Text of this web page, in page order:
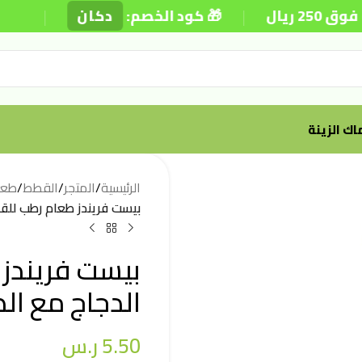
⚡ | 🎁 كود الخصم: دكان |
الزينة
الرئيسية/المتجر/القطط/
بيست فريندز طعام رطب
بيست
الدجاج مع
5.50ر.س